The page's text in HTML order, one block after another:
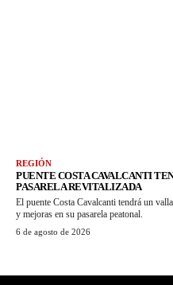
REGIÓN
PUENTE COSTA CAVALCANTI
PASARELA REVITALIZADA
El puente Costa Cavalcanti tendrá un
y mejoras en su pasarela peatonal.
6 de agosto de 2026